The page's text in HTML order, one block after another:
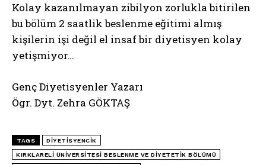
Kolay kazanılmayan zibilyon zorlukla bitirilen
bu bölüm 2 saatlik beslenme eğitimi almış
kişilerin işi değil el insaf bir diyetisyen kolay
yetişmiyor…
Genç Diyetisyenler Yazarı
Ögr. Dyt. Zehra GÖKTAŞ
TAGS DIYETISYENCIK
KIRKLARELI ÜNIVERSITESI BESLENME VE DIYETETIK BÖLÜMÜ